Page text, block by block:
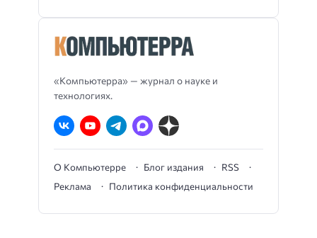
«Компьютерра» — журнал о науке и
технологиях.
О Компьютерре Блог издания
RSS
Реклама
Политика конфиденциальности